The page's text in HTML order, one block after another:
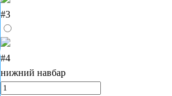
#3
#4
нижний навбар